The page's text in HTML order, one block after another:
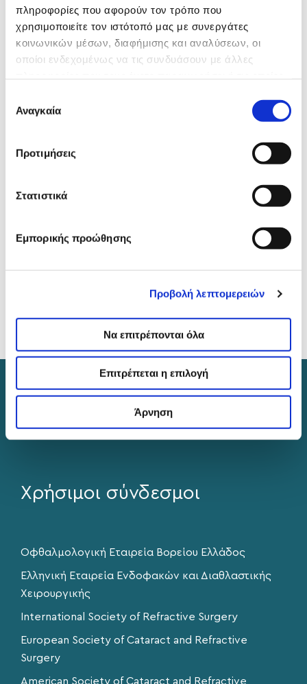
πληροφορίες που αφορούν τον τρόπο που
χρησιμοποιείτε τον ιστότοπό μας με συνεργάτες
κοινωνικών μέσων, διαφήμισης και αναλύσεων, οι
οποίοι ενδεχομένως να τις συνδυάσουν με άλλες
των υπηρεσιών τους.
συγκατάθεσης
Αναγκαία
Προτιμήσεις
Στατιστικά
Εμπορικής προώθησης
Προβολή λεπτομερειών
Να επιτρέπονται όλα
Επιτρέπεται η επιλογή
Άρνηση
Οι βασικές τεχνικές που εφαρμόζονται στη
LASIK
LASIK Xtra
SMILE
ΦΑΚΙΚΟΙ ΦΑΚΟΙ (VISIAN ICL)
Χρήσιμοι σύνδεσμοι
Οφθαλμολογική Εταιρεία Βορείου Ελλάδος
Ελληνική Εταιρεία Ενδοφακών και Διαθλαστικής
Χειρουργικής
International Society of Refractive Surgery
European Society of Cataract and Refractive
Surgery
American Society of Cataract and Refractive